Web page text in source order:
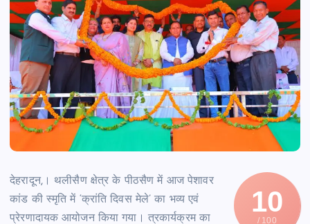
10
/ 100
देहरादून,। थलीसैण क्षेत्र के पीठसैण में आज पेशावर
कांड की स्मृति में ‘क्रांति दिवस मेले’ का भव्य एवं
प्रेरणादायक आयोजन किया गया। त्रकार्यक्रम का